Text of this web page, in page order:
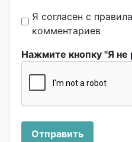
Я согласен с
комментариев
Нажмите кнопку "Я не
Отправить